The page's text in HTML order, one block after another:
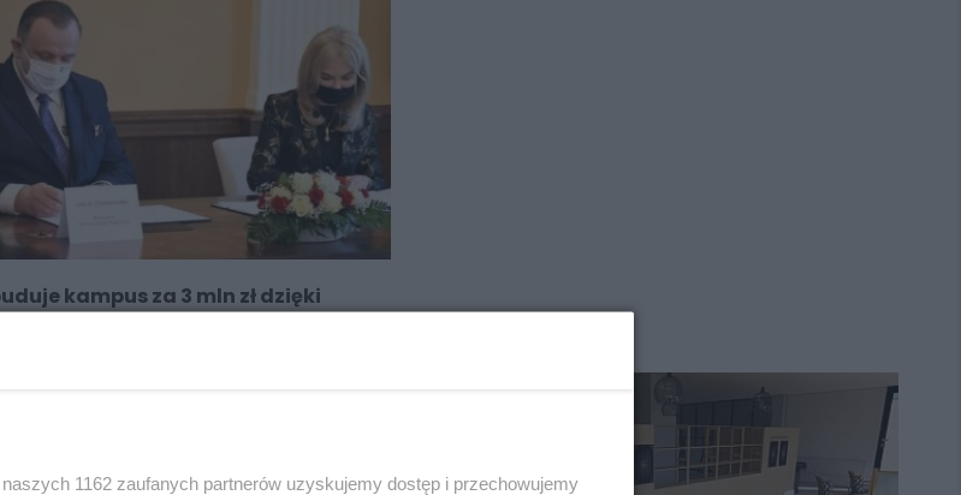
kampus za 3 mln zł dzięki
1162 zaufanych partnerów uzyskujemy dostęp i przechowujemy